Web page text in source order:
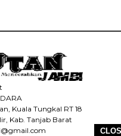
Kuala Tungkal RT 18
Kab. Tanjab Barat